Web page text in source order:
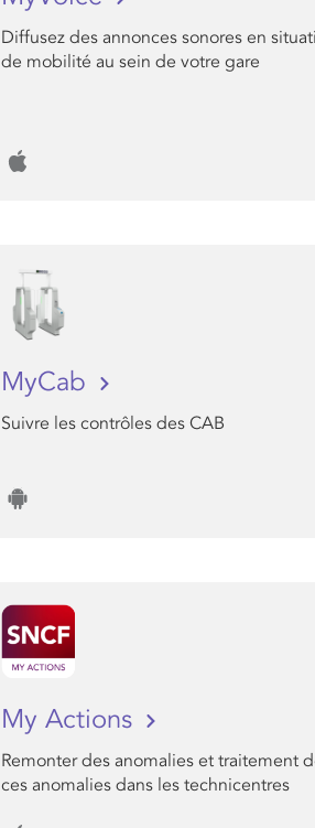
Diffusez des annonces sonores en
de mobilité au sein de votre gare
MyCab
Suivre les contrôles des CAB
My Actions
Remonter des anomalies et traitement
ces anomalies dans les technicentres